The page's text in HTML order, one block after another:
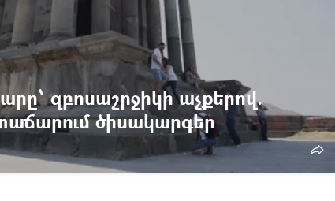
զբոսաշրջիկի աչքերով.
ծիսակարգեր